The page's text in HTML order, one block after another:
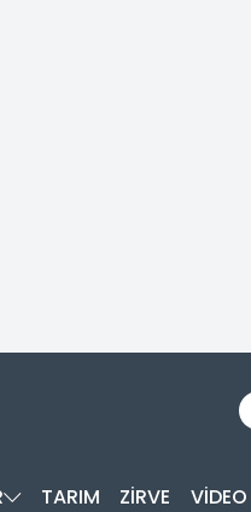
TARIM ZİRVE VİDEO